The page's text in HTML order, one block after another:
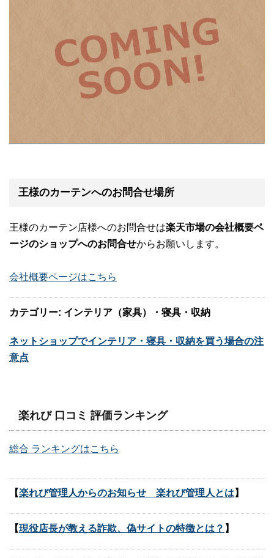
王様のカーテンへのお問合せ場所
王様のカーテン店様へのお問合せは楽天市場の会社概要ペ
ージのショップへのお問合せからお願いします。
会社概要ページはこちら
カテゴリー: インテリア（家具）・寝具・収納
ネットショップでインテリア・寝具・収納を買う場合の注
意点
楽れび 口コミ 評価ランキング
総合 ランキングはこちら
【楽れび管理人からのお知らせ 楽れび管理人とは 】
【現役店長が教える詐欺、偽サイトの特徴とは？ 】